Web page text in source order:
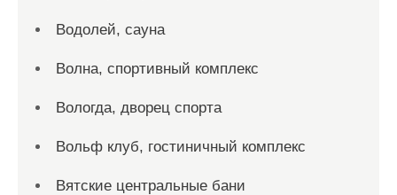
Водолей, сауна
Волна, спортивный комплекс
Вологда, дворец спорта
Вольф клуб, гостиничный комплекс
Вятские центральные бани